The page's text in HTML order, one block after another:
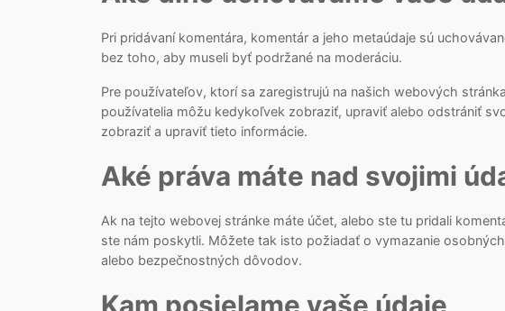
Pri pridávaní komentára, komentár a jeho metaúdaje sú
bez toho, aby museli byť podržané na moderáciu.
Pre používateľov, ktorí sa zaregistrujú na našich webových
používatelia môžu kedykoľvek zobraziť, upraviť alebo odstrániť
zobraziť a upraviť tieto informácie.
Aké práva máte nad svojimi
Ak na tejto webovej stránke máte účet, alebo ste tu pridali
ste nám poskytli. Môžete tak isto požiadať o vymazanie
alebo bezpečnostných dôvodov.